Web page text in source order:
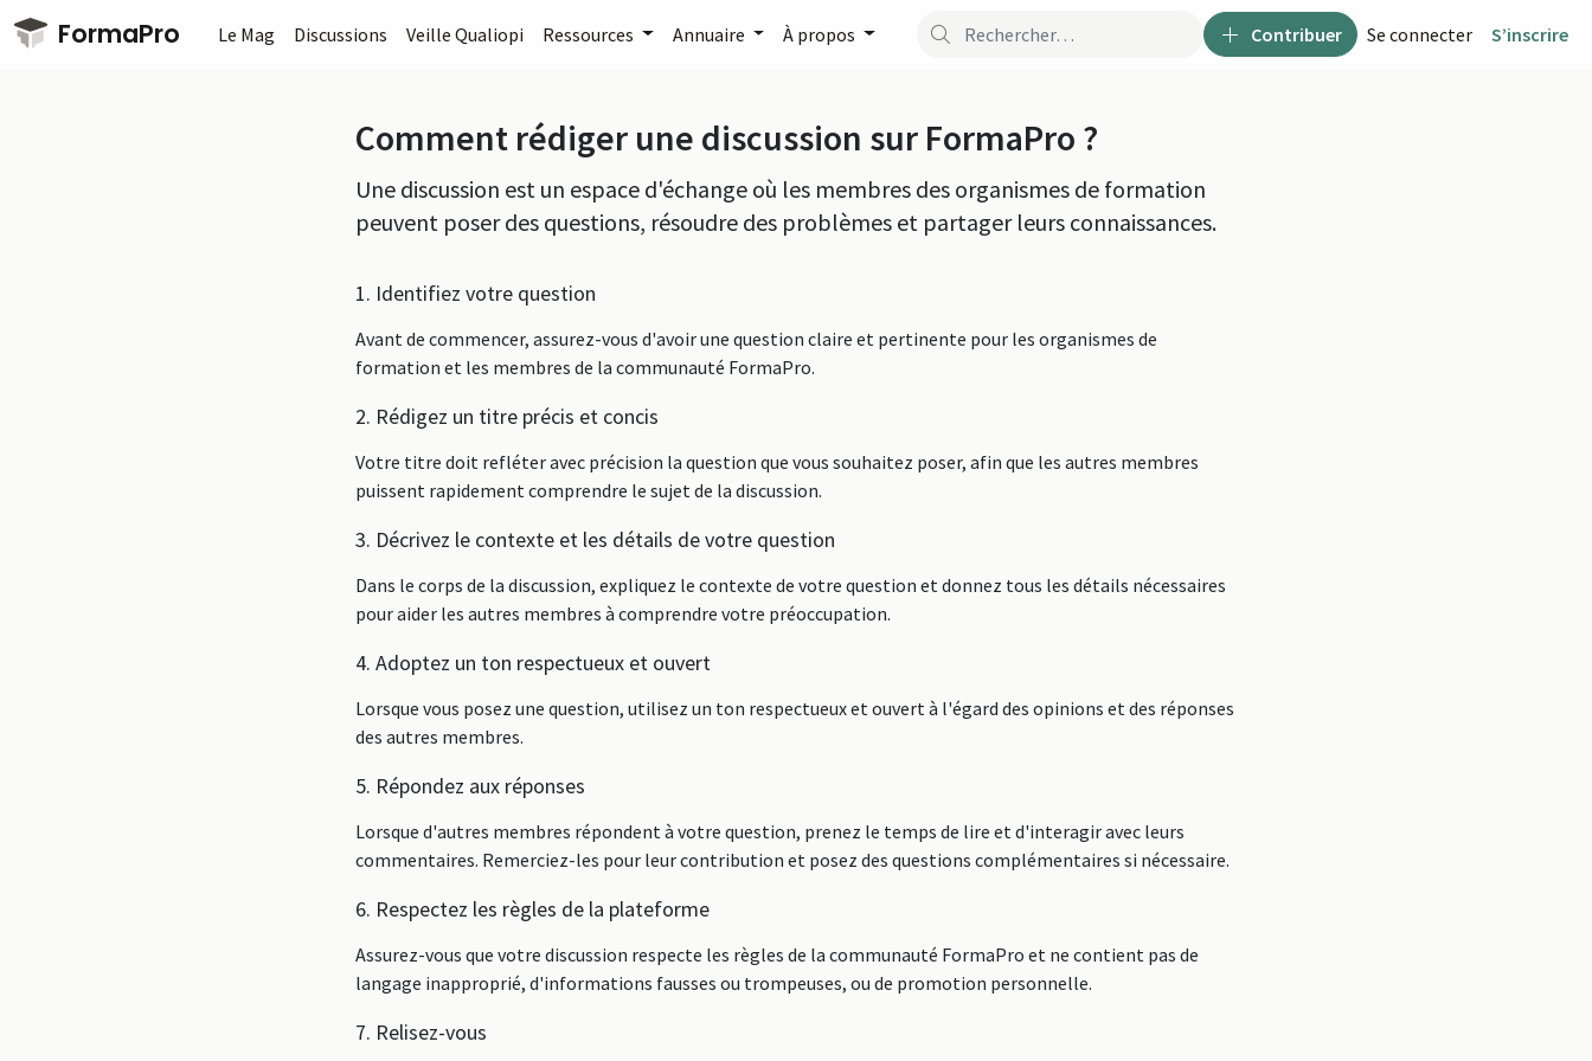
Passer au contenu principal
FormaPro Contribuer Se connecter S’inscrire
Le Mag Discussions Veille Qualiopi Ressources Annuaire À propos
Comment rédiger une discussion sur FormaPro ?
Une discussion est un espace d'échange où les membres des organismes de formation
peuvent poser des questions, résoudre des problèmes et partager leurs connaissances.
1. Identifiez votre question
Avant de commencer, assurez-vous d'avoir une question claire et pertinente pour les organismes de
formation et les membres de la communauté FormaPro.
2. Rédigez un titre précis et concis
Votre titre doit refléter avec précision la question que vous souhaitez poser, afin que les autres membres
puissent rapidement comprendre le sujet de la discussion.
3. Décrivez le contexte et les détails de votre question
Dans le corps de la discussion, expliquez le contexte de votre question et donnez tous les détails nécessaires
pour aider les autres membres à comprendre votre préoccupation.
4. Adoptez un ton respectueux et ouvert
Lorsque vous posez une question, utilisez un ton respectueux et ouvert à l'égard des opinions et des réponses
des autres membres.
5. Répondez aux réponses
Lorsque d'autres membres répondent à votre question, prenez le temps de lire et d'interagir avec leurs
commentaires. Remerciez-les pour leur contribution et posez des questions complémentaires si nécessaire.
6. Respectez les règles de la plateforme
Assurez-vous que votre discussion respecte les règles de la communauté FormaPro et ne contient pas de
langage inapproprié, d'informations fausses ou trompeuses, ou de promotion personnelle.
7. Relisez-vous